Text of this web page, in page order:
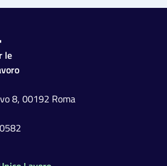
le
8, 00192 Roma